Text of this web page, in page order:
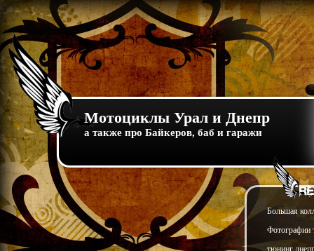
Мотоциклы Урал и Днепр
а также про Байкеров, баб и гаражи
Большая
Фотографии
тюнинг